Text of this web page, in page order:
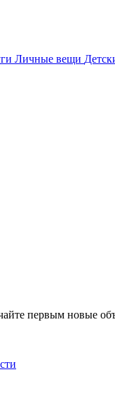
Личные вещи
первым новые